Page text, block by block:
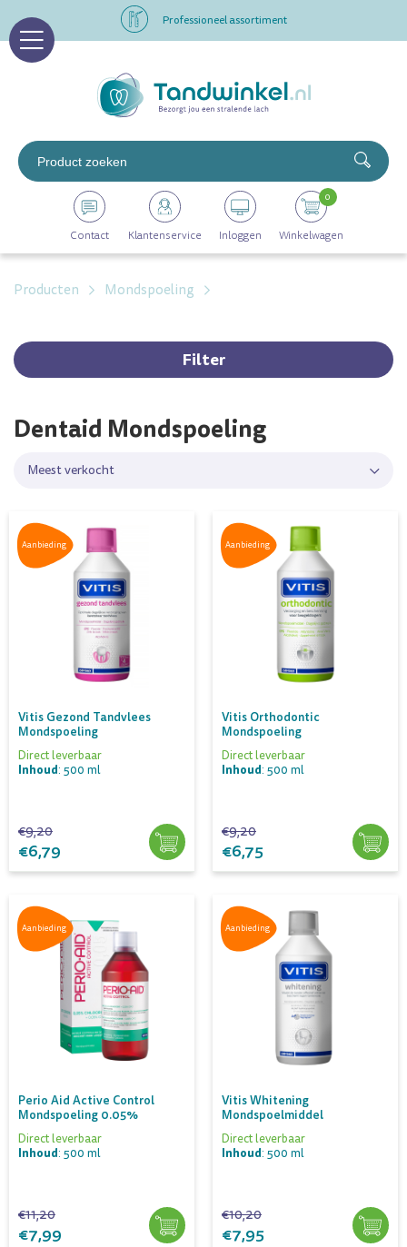
Professioneel assortiment
Op werkdagen voor 16.00 uur besteld, morgen in huis
Professioneel assortiment
Altijd op voorraad
Contact Klantenservice Inloggen Winkelwagen
0
Producten Mondspoeling
Filter
Dentaid Mondspoeling
Meest verkocht
Aanbieding
Vitis Gezond Tandvlees
Mondspoeling
Direct leverbaar
Inhoud: 500 ml
€9,20
€6,79
Aanbieding
Vitis Orthodontic
Mondspoeling
Direct leverbaar
Inhoud: 500 ml
€9,20
€6,75
Aanbieding
Perio Aid Active Control
Mondspoeling 0.05%
Direct leverbaar
Inhoud: 500 ml
€11,20
€7,99
Aanbieding
Vitis Whitening
Mondspoelmiddel
Direct leverbaar
Inhoud: 500 ml
€10,20
€7,95